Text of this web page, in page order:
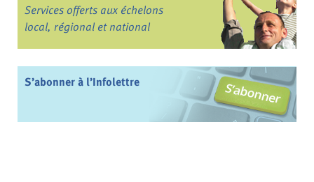
Services offerts aux échelons
local, régional et national
S’abonner à l’Infolettre